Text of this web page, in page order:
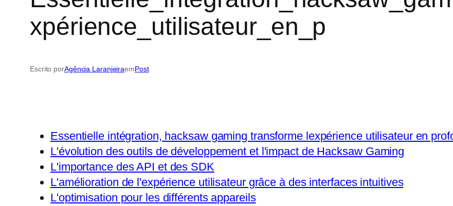
xpérience_utilisateur_en_p
Escrito porAgência LaranjeiraemPost
Essentielle intégration, hacksaw gaming transforme lexpérience utilisateur en
L'évolution des outils de développement et l'impact de Hacksaw Gaming
L'importance des API et des SDK
L'amélioration de l'expérience utilisateur grâce à des interfaces intuitives
L'optimisation pour les différents appareils